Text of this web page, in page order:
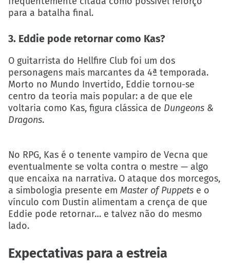
para a batalha final.
3. Eddie pode retornar como Kas?
O guitarrista do Hellfire Club foi um dos
personagens mais marcantes da 4ª temporada.
Morto no Mundo Invertido, Eddie tornou-se
centro da teoria mais popular: a de que ele
voltaria como Kas, figura clássica de Dungeons &
Dragons.
No RPG, Kas é o tenente vampiro de Vecna que
eventualmente se volta contra o mestre — algo
que encaixa na narrativa. O ataque dos morcegos,
a simbologia presente em Master of Puppets e o
vínculo com Dustin alimentam a crença de que
Eddie pode retornar… e talvez não do mesmo
lado.
Expectativas para a estreia